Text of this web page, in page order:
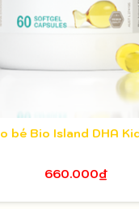
bé Bio Island DHA
660.000₫